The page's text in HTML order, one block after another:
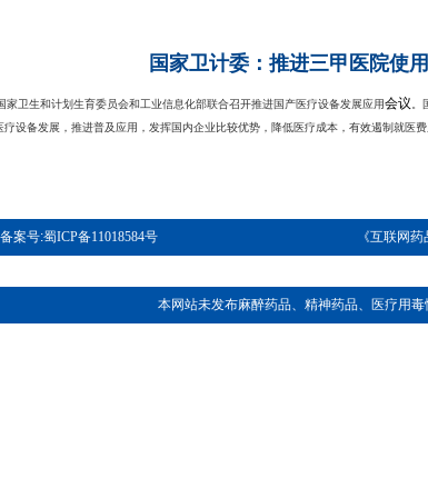
国家卫计委：推进三甲医院使
卫生和计划生育委员会和工业信息化部联合召开推进国产医疗设备发展应用会议
疗设备发展，推进普及应用，发挥国内企业比较优势，降低医疗成本，有效遏制就医
案号:蜀ICP备11018584号 《互联网
本网站未发布麻醉药品、精神药品、医疗用